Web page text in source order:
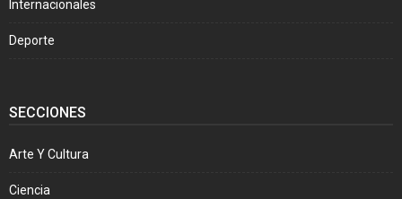
Internacionales
Deporte
SECCIONES
Arte Y Cultura
Ciencia